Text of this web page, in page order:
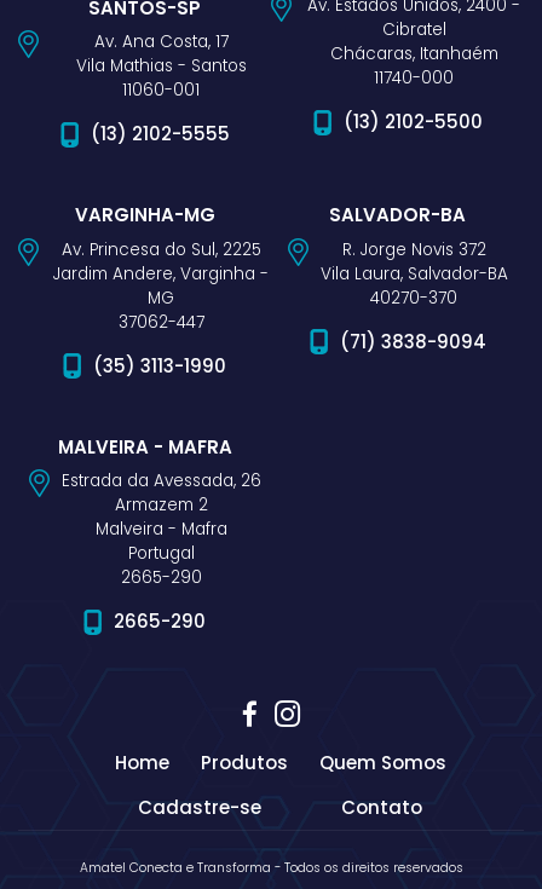
SANTOS-SP
Av. Ana Costa, 17
Vila Mathias - Santos
11060-001
(13) 2102-5555
Av. Estados Unidos, 2400 -
Cibratel
Chácaras, Itanhaém
11740-000
(13) 2102-5500
VARGINHA-MG
Av. Princesa do Sul, 2225
Jardim Andere, Varginha -
MG
37062-447
(35) 3113-1990
SALVADOR-BA
R. Jorge Novis 372
Vila Laura, Salvador-BA
40270-370
(71) 3838-9094
MALVEIRA - MAFRA
Estrada da Avessada, 26
Armazem 2
Malveira - Mafra
Portugal
2665-290
2665-290
Home Produtos
Quem Somos
Cadastre-se
Contato
Amatel Conecta e Transforma - Todos os direitos reservados